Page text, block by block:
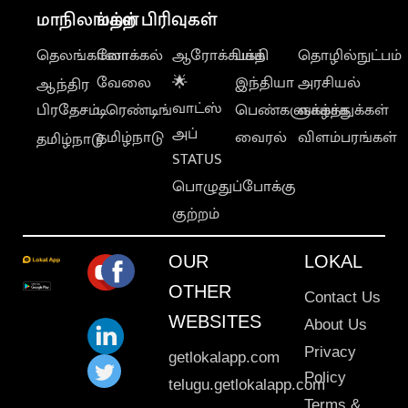
மாநிலங்கள்
தெலங்கானா
ஆந்திர
பிரதேசம்
தமிழ்நாடு
மற்ற பிரிவுகள்
லோக்கல்
வேலை
டிரெண்டிங்
தமிழ்நாடு
ஆரோக்கியம்
🌟
வாட்ஸ்
அப்
STATUS
பொழுதுப்போக்கு
குற்றம்
பக்தி
இந்தியா
பெண்களுக்காக
வைரல்
தொழில்நுட்பம்
அரசியல்
வாழ்த்துக்கள்
விளம்பரங்கள்
OUR
OTHER
WEBSITES
getlokalapp.com
telugu.getlokalapp.com
LOKAL
Contact Us
About Us
Privacy
Policy
Terms &